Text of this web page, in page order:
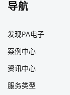
导航
发现PA电子
案例中心
资讯中心
服务类型